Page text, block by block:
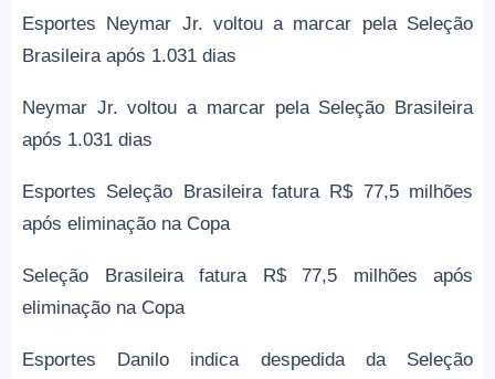
Esportes Neymar Jr. voltou a marcar pela Seleção
Brasileira após 1.031 dias
Neymar Jr. voltou a marcar pela Seleção Brasileira
após 1.031 dias
Esportes Seleção Brasileira fatura R$ 77,5 milhões
após eliminação na Copa
Seleção Brasileira fatura R$ 77,5 milhões após
eliminação na Copa
Esportes Danilo indica despedida da Seleção